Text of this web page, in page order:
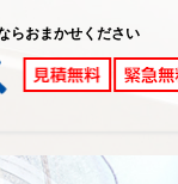
らおまかせください